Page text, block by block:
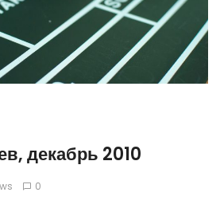
декабрь 2010
0